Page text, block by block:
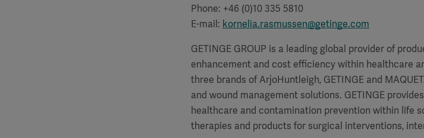
Phone: +46 (0)10 335 5810
E-mail: kornelia.rasmussen@getinge.com
GETINGE GROUP is a leading global provider of
enhancement and cost efficiency within healthcare
three brands of ArjoHuntleigh, GETINGE and
and wound management solutions. GETINGE
healthcare and contamination prevention within life
therapies and products for surgical interventions,